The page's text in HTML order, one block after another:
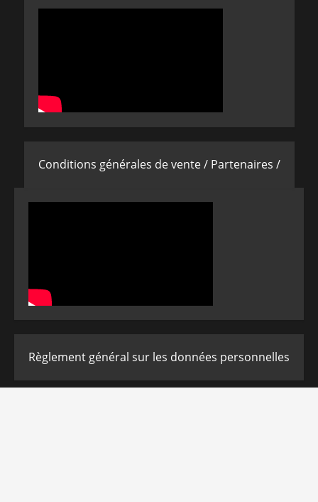
Conditions générales de vente / Partenaires /
Règlement général sur les données personnelles